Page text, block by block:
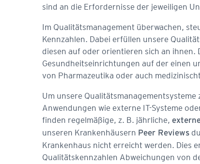
sind an die Erfordernisse der jeweiligen
Im Qualitätsmanagement überwachen,
Kennzahlen. Dabei erfüllen unsere
diesen auf oder orientieren sich an
Gesundheitseinrichtungen auf der einen
von Pharmazeutika oder auch
Um unsere
Anwendungen wie externe IT-Systeme
finden regelmäßige, z. B. jährliche,
unseren Krankenhäusern Peer Reviews
Krankenhaus nicht erreicht werden. Dies
Qualitätskennzahlen Abweichungen von